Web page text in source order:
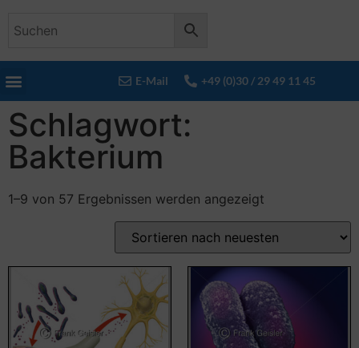
E-Mail +49 (0)30 / 29 49 11 45
Schlagwort:
Bakterium
1–9 von 57 Ergebnissen werden angezeigt